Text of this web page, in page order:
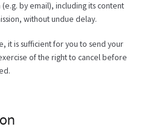
by email), including its content
without undue delay.
it is sufficient for you to send your
of the right to cancel before